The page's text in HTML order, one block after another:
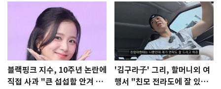
블랙핑크 지수, 10주년 논란에
직접 사과 "큰 섭섭함 안겨 미
'김구라子' 그리, 할머니외 여
행서 "친모 전라도에 잘 있